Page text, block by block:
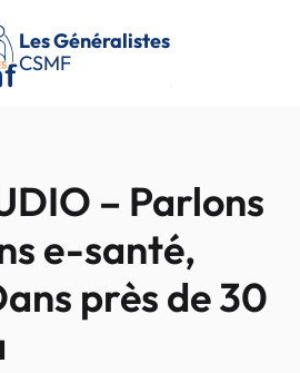
Les Généralistes
CSMF
– Parlons
e-santé,
près de 30